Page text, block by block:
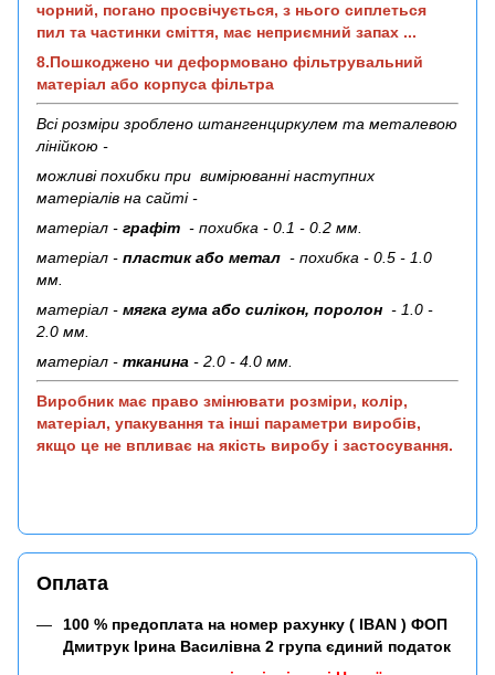
чорний, погано просвічується, з нього сиплеться
пил та частинки сміття, має неприємний запах ...
8.Пошкоджено чи деформовано фільтрувальний
матеріал або корпуса фільтра
Всі розміри зроблено штангенциркулем та металевою
лінійкою -
можливі похибки при вимірюванні наступних
матеріалів на сайті -
матеріал - графіт - похибка - 0.1 - 0.2 мм.
матеріал - пластик або метал - похибка - 0.5 - 1.0
мм.
матеріал - мягка гума або силікон, поролон - 1.0 -
2.0 мм.
матеріал - тканина - 2.0 - 4.0 мм.
Виробник має право змінювати розміри, колір,
матеріал, упакування та інші параметри виробів,
якщо це не впливає на якість виробу і застосування.
Оплата
100 % предоплата на номер рахунку ( IBAN ) ФОП
Дмитрук Ірина Василівна 2 група єдиний податок